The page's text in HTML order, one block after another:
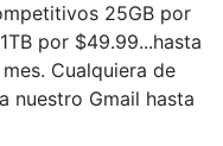
25GB por
por $49.99...hasta
Cualquiera de
nuestro Gmail hasta